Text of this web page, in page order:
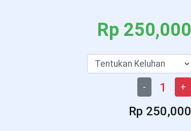
Rp 250,000
- 1 +
Rp 250,000